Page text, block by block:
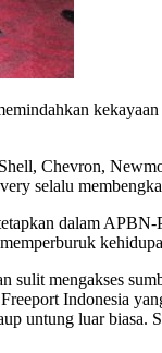
Chevron,
selalu
dalam
mengakses
Indonesia
untung luar